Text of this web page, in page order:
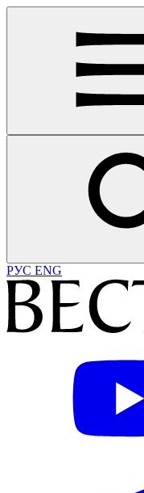
РУС ENG